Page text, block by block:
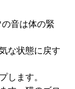
音は体の緊
な状態に戻す
ます。